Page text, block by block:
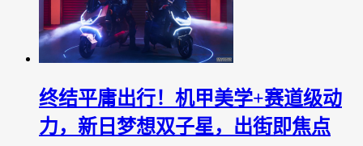
终结平庸出行！机甲美学+赛道级动
力，新日梦想双子星，出街即焦点